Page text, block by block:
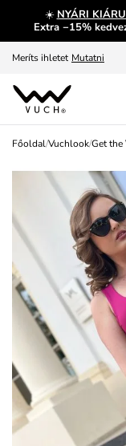
☀️ NYÁRI
Extra −15%
Fedezze fel velünk az
Meríts ihletet Mutatni
Ingyenes csere és
Főoldal/Vuchlook/Get the